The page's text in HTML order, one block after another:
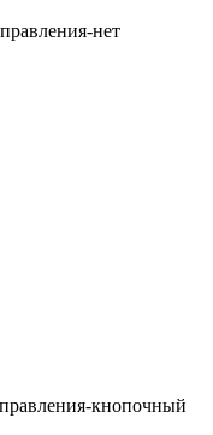
нет
кнопочный